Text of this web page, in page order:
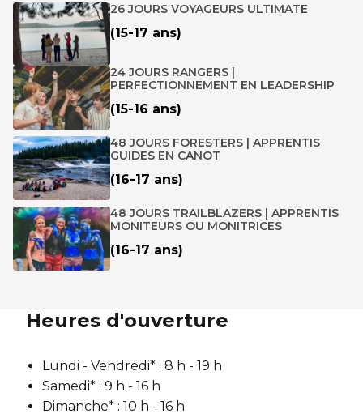
(15-17 ans)
26 JOURS VOYAGEURS ULTIMATE
(15-16 ans)
24 JOURS RANGERS |
PERFECTIONNEMENT EN LEADERSHIP
(16-17 ans)
48 JOURS FORESTERS | APPRENTIS
GUIDES EN CANOT
(16-17 ans)
48 JOURS TRAILBLAZERS | APPRENTIS
MONITEURS OU MONITRICES
Heures d'ouverture
Lundi - Vendredi* : 8 h - 19 h
Samedi* : 9 h - 16 h
Dimanche* : 10 h - 16 h